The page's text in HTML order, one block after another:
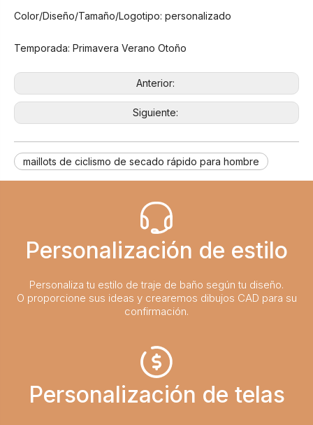
Color/Diseño/Tamaño/Logotipo: personalizado
Temporada: Primavera Verano Otoño
Anterior:
Siguiente:
maillots de ciclismo de secado rápido para hombre
Personalización de estilo
Personaliza tu estilo de traje de baño según tu diseño.
O proporcione sus ideas y crearemos dibujos CAD para su
confirmación.
Personalización de telas